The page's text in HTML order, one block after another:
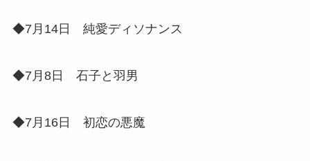
◆7月14日 純愛ディソナンス
◆7月8日 石子と羽男
◆7月16日 初恋の悪魔